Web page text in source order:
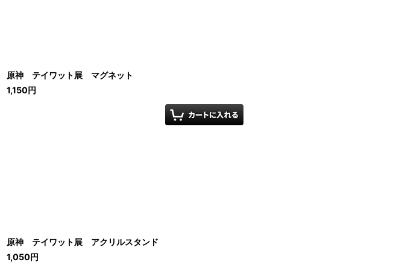
原神 テイワット展 マグネット
1,150円
原神 テイワット展 アクリルスタンド
1,050円